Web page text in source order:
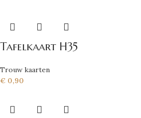
Tafelkaart H35
Trouw kaarten
€ 0,90